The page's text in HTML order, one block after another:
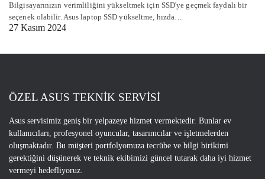
Bilgisayarınızın verimliliğini yükseltmek için SSD'ye geçmek faydalı bir
seçenek olabilir. Asus laptop SSD yükseltme, hızda…
27 Kasım 2024
ÖZEL ASUS TEKNİK SERVİSİ
Asus servisimiz geniş bir yelpazeye hizmet vermektedir. Bunlar ev
kullanıcıları, profesyonel oyuncular, tasarımcılar ve işletmelerden
oluşmaktadır. Bu müşteri portfolyomuza tecrübe ve bilgi birikimi
gerektiğini düşünerek ve teknik ekibimizi güncel tutarak daha iyi hizmet
vermeyi hedefliyoruz.